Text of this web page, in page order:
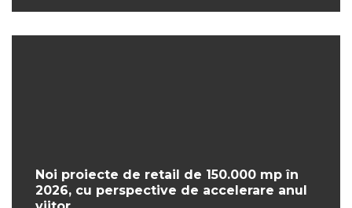
Noi proiecte de retail de 150.000 mp în
2026, cu perspective de accelerare anul